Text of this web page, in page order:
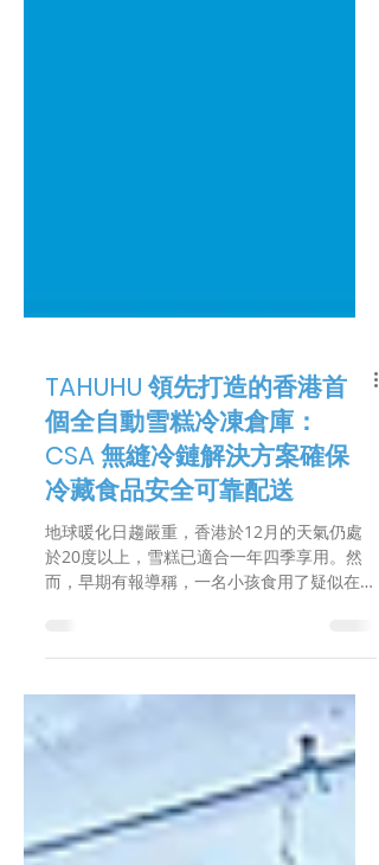
TAHUHU 領先打造的香港首
個全自動雪糕冷凍倉庫：
CSA 無縫冷鏈解決方案確保
而，早期有報導稱，一名小孩食用了疑似在運
輸過程中融化後再冷藏的雪糕，導致食物中
毒，引起了對冷鏈物流重要性的關注。 融化
再冷藏的雪糕存在很高的食品安全風險。雪糕
在室溫下很快融化，而牛奶、糖和液體成...